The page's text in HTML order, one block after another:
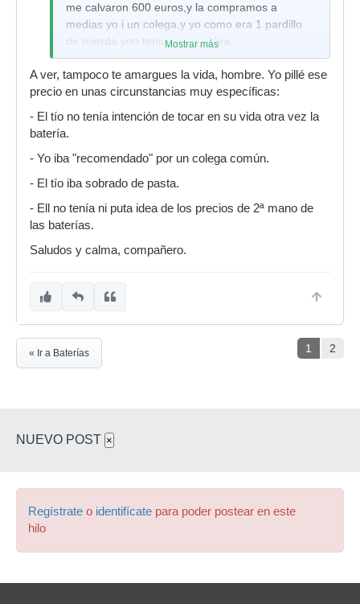
me calvaron 600 euros,y la compramos a
medias yo i un colega,y yo como era 1 pardillo
de mierda yno tenia ni puta idea.
visto lo ke te costó a ti esa me ha dolido en el
Mostrar más
A ver, tampoco te amargues la vida, hombre. Yo pillé ese
precio en unas circunstancias muy específicas:
- El tío no tenía intención de tocar en su vida otra vez la
batería.
- Yo iba "recomendado" por un colega común.
- El tío iba sobrado de pasta.
- Ell no tenía ni puta idea de los precios de 2ª mano de
las baterías.
Saludos y calma, compañero.
1 2
« Ir a Baterías
NUEVO POST ×
Regístrate o identifícate para poder postear en este
hilo